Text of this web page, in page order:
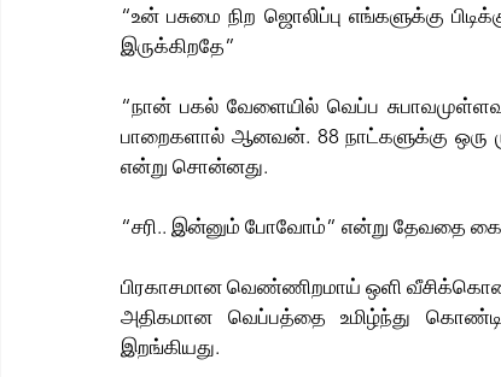
“உன் பசுமை நிற ஜொலிப்பு எங்களுக்கு
இருக்கிறதே”
“நான் பகல் வேளையில் வெப்ப
பாறைகளால் ஆனவன். 88 நாட்களுக்கு ஒரு
என்று சொன்னது.
“சரி.. இன்னும் போவோம்” என்று தேவதை
பிரகாசமான வெண்ணிறமாய் ஒளி
அதிகமான வெப்பத்தை உமிழ்ந்து
இறங்கியது.